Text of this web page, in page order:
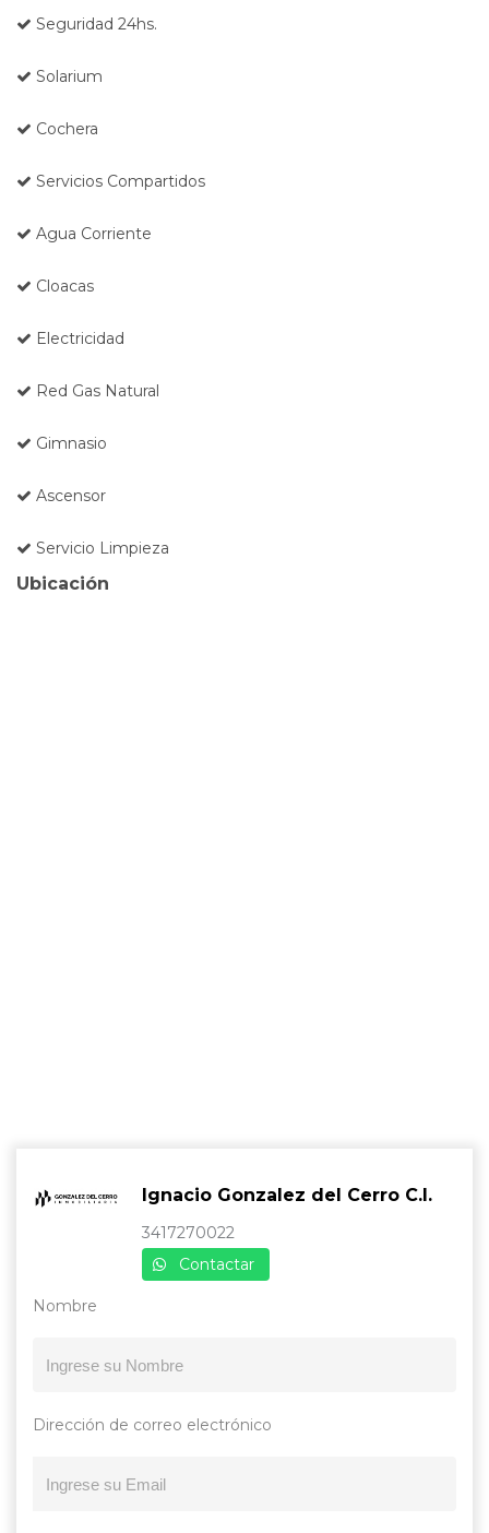
Seguridad 24hs.
Solarium
Cochera
Servicios Compartidos
Agua Corriente
Cloacas
Electricidad
Red Gas Natural
Gimnasio
Ascensor
Servicio Limpieza
Ubicación
Ignacio Gonzalez del Cerro C.I.
3417270022
Contactar
Nombre
Dirección de correo electrónico